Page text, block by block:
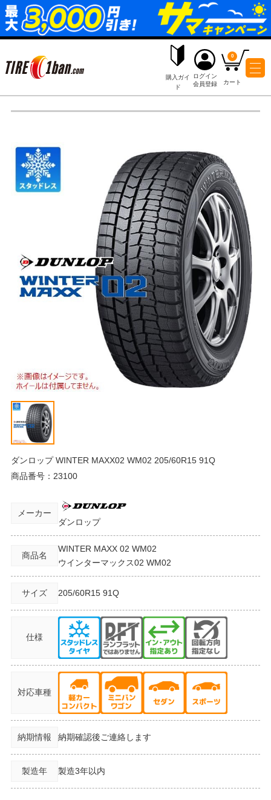
購入ガイ
ド
ログイン
ダンロップ WINTER MAXX02 WM02 205/60R15 91Q
商品番号： 23100
メーカー
ダンロップ
商品名
WINTER MAXX 02 WM02
ウインターマックス02 WM02
サイズ 205/60R15 91Q
仕様
対応車種
納期情報 納期確認後ご連絡します
製造年 製造3年以内